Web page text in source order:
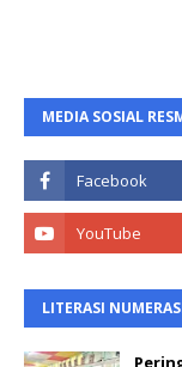
MEDIA SOSIAL
LITERASI